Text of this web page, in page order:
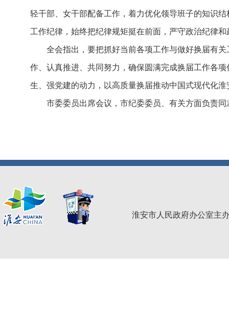
轻干部、女干部配备工作，着力优化领导班子的知识
工作纪律，始终把纪律规矩挺在前面，严守政治纪律
全会指出，要把抓好当前各项工作与做好换届有
作、认真推进、共同努力，确保圆满完成换届工作各
生、强党建的动力，以高质量换届推动中国式现代化
市委委员出席会议，市纪委委员、有关方面负责同
淮安市人民政府办公室主